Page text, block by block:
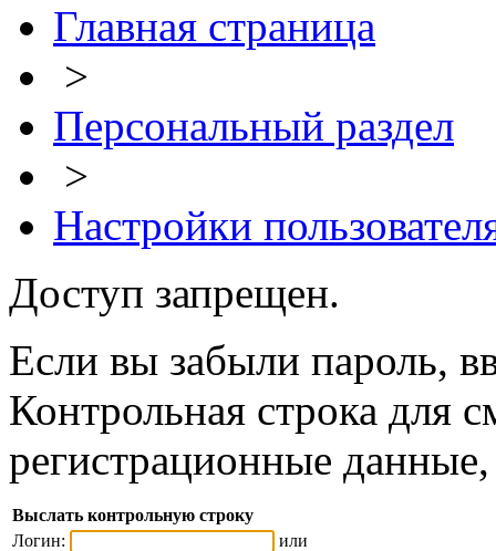
Главная страница
>
Персональный раздел
>
Настройки
Доступ запрещен.
Если вы забыли пароль,
Контрольная строка для
регистрационные
Выслать контрольную строку
Логин:
или